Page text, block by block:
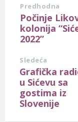
Predhodna
Počinje
kolonija
2022”
Sledeća
Grafička
u Sićevu sa
gostima iz
Slovenije